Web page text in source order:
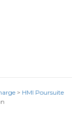
> HMI Poursuite